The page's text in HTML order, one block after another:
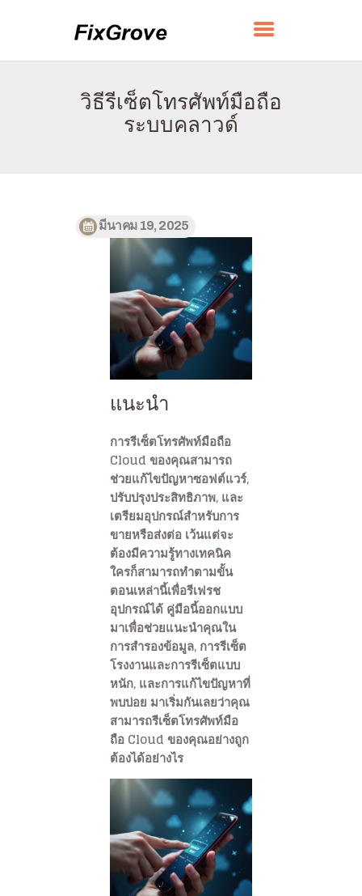
วิธีรีเซ็ตโทรศัพท์มือถือ
ระบบคลาวด์
FIXGROVE
บ้าน
มีนาคม 19, 2025
แนะนำ
การรีเซ็ตโทรศัพท์มือถือ
Cloud ของคุณสามารถ
ช่วยแก้ไขปัญหาซอฟต์แวร์,
ปรับปรุงประสิทธิภาพ, และ
เตรียมอุปกรณ์สำหรับการ
ขายหรือส่งต่อ เว้นแต่จะ
ต้องมีความรู้ทางเทคนิค
ใครก็สามารถทำตามขั้น
ตอนเหล่านี้เพื่อรีเฟรช
อุปกรณ์ได้ คู่มือนี้ออกแบบ
มาเพื่อช่วยแนะนำคุณใน
การสำรองข้อมูล, การรีเซ็ต
โรงงานและการรีเซ็ตแบบ
หนัก, และการแก้ไขปัญหาที่
พบบ่อย มาเริ่มกันเลยว่าคุณ
สามารถรีเซ็ตโทรศัพท์มือ
ถือ Cloud ของคุณอย่างถูก
ต้องได้อย่างไร